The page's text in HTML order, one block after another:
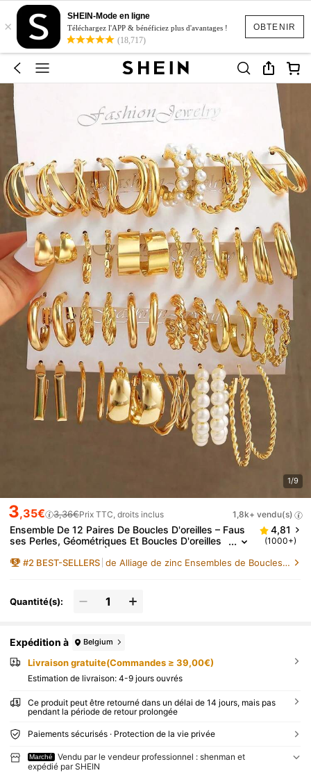
OBTENIR
×
SHEIN-Mode en ligne
Téléchargez l'APP & bénéficiez plus d'avantages !
(18,717)
1/9
3,35€ 3,36€Prix TTC, droits inclus 1,8k+ vendu(s)
Ensemble De 12 Paires De Boucles D'oreilles – Faus
ses Perles, Géométriques Et Boucles D'oreilles
Torsadées Qui Sont À La Mode Et Idéales Pour
Les Fêtes, Les Rendez-vous, Les Cadeaux Et La Vie
4,81
(1000+)
#2 BEST-SELLERS de Alliage de zinc Ensembles de Boucles d'Oreilles
Quantité(s):
Expédition à Belgium
Livraison gratuite(Commandes ≥ 39,00€)
Estimation de livraison: 4-9 jours ouvrés
Ce produit peut être retourné dans un délai de 14 jours, mais pas
pendant la période de retour prolongée
Paiements sécurisés · Protection de la vie privée
Marché
Vendu par le vendeur professionnel : shenman et
expédié par SHEIN